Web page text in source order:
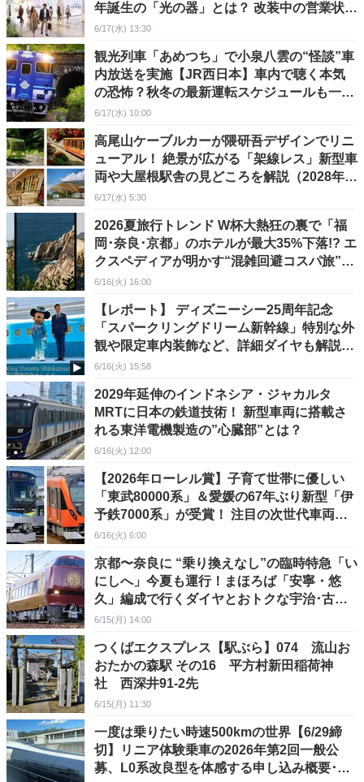
年誕生の「光の器」とは？ 改装中の営業状況
も解説
6/17(水) 13:30
観光列車「あめつち」で小泉八雲の“怪談”車
内放送を実施【JR西日本】車内で聴く本気
の恐怖？秋冬の最新運転スケジュールも一挙
公開
6/17(水) 10:00
高尾山ケーブルカーが隈研吾デザインでリニ
ューアル！ 絶景が広がる「架線レス」新型車
両や大屋根駅舎の見どころを解説（2028年春
デビュー）
6/17(水) 5:30
2026夏旅行トレンド W杯大熱狂の裏で「福
岡･奈良･京都」のホテルが最大35%下落!? エ
クスペディアが明かす“混雑回避コスパ旅”の
穴場エリア
6/16(火) 16:00
【レポート】 ディズニーシー25周年記念
「スパークリングドリーム新幹線」特別な外
観や限定車内装飾など、詳細ダイヤも解説！
6/19運行開始
6/16(火) 15:58
2029年延伸のインドネシア・ジャカルタ
MRTに日本の鉄道技術！ 新型車両に搭載さ
れる東洋電機製造の”心臓部”とは？
6/16(火) 12:00
【2026年ローレル賞】子育て世帯に優しい
「東武80000系」＆愛媛の67年ぶり新型「伊
予鉄7000系」が受賞！ 注目の次世代車両を
徹底解説
6/16(火) 6:00
京都〜奈良に “乗り換えなし”の臨時特急「い
にしへ」今夏も運行！まほろば「安寧・悠
久」編成で行くダイヤとおトクな宇治･古都
巡り旅ガイド
6/15(月) 14:00
つくばエクスプレス【駅ぶら】074 流山お
おたかの森駅 その16 平方村新田稲荷神
社 西深井91-2先
6/15(月) 11:30
一度は乗りたい時速500kmの世界【6/29締
切】リニア体験乗車の2026年第2回一般公
募、L0系改良型を体感する申し込み概要･料